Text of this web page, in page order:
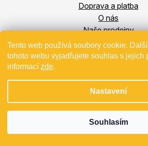
Tento web používá soubory cookie.
tohoto webu vyjadřujete souhlas s jejich
informací zde.
Nastavení
Souhlasím
Doprava a platba
O nás
Naše prodejny
Blog
Kontakt
Projekty EU